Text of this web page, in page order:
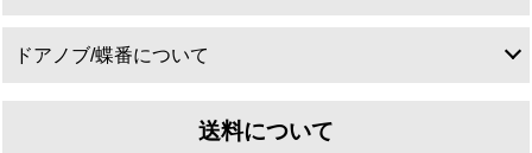
なく
塗装について
現状のペンキを剥離し、下地を整えた上で再塗装を行
ドアノブ/蝶番について
送料について